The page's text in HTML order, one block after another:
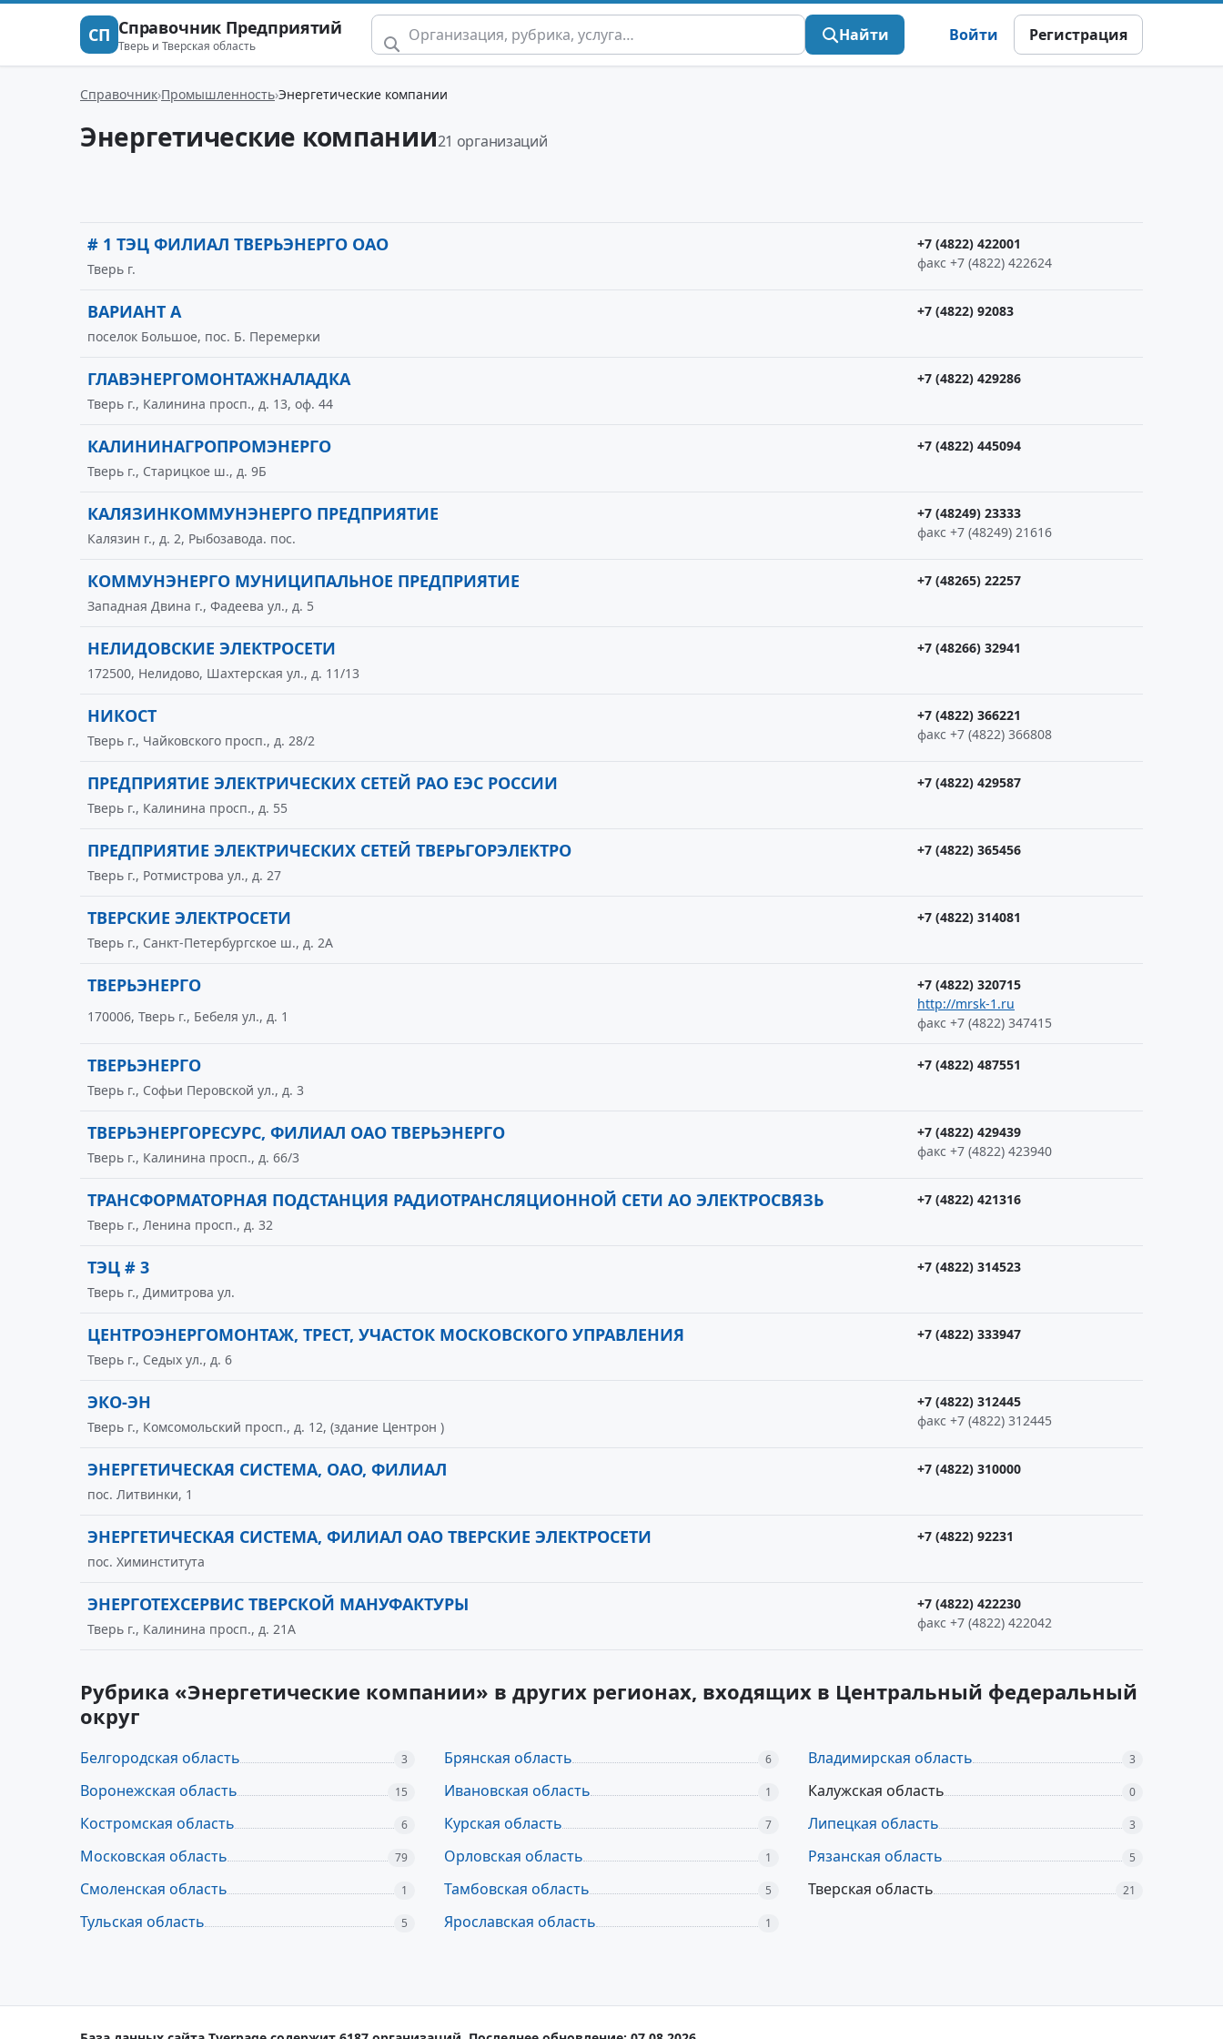
СП Справочник Предприятий
Тверь и Тверская область
Найти Войти Регистрация
Справочник Промышленность Энергетические компании
Энергетические компании21 организаций
# 1 ТЭЦ ФИЛИАЛ ТВЕРЬЭНЕРГО ОАО
+7 (4822) 422001
факс +7 (4822) 422624
Тверь г.
ВАРИАНТ А
+7 (4822) 92083
поселок Большое, пос. Б. Перемерки
ГЛАВЭНЕРГОМОНТАЖНАЛАДКА
+7 (4822) 429286
Тверь г., Калинина просп., д. 13, оф. 44
КАЛИНИНАГРОПРОМЭНЕРГО
+7 (4822) 445094
Тверь г., Старицкое ш., д. 9Б
КАЛЯЗИНКОММУНЭНЕРГО ПРЕДПРИЯТИЕ
+7 (48249) 23333
факс +7 (48249) 21616
Калязин г., д. 2, Рыбозавода. пос.
КОММУНЭНЕРГО МУНИЦИПАЛЬНОЕ ПРЕДПРИЯТИЕ
+7 (48265) 22257
Западная Двина г., Фадеева ул., д. 5
НЕЛИДОВСКИЕ ЭЛЕКТРОСЕТИ
+7 (48266) 32941
172500, Нелидово, Шахтерская ул., д. 11/13
НИКОСТ
+7 (4822) 366221
факс +7 (4822) 366808
Тверь г., Чайковского просп., д. 28/2
ПРЕДПРИЯТИЕ ЭЛЕКТРИЧЕСКИХ СЕТЕЙ РАО ЕЭС РОССИИ
+7 (4822) 429587
Тверь г., Калинина просп., д. 55
ПРЕДПРИЯТИЕ ЭЛЕКТРИЧЕСКИХ СЕТЕЙ ТВЕРЬГОРЭЛЕКТРО
+7 (4822) 365456
Тверь г., Ротмистрова ул., д. 27
ТВЕРСКИЕ ЭЛЕКТРОСЕТИ
+7 (4822) 314081
Тверь г., Санкт-Петербургское ш., д. 2А
ТВЕРЬЭНЕРГО
+7 (4822) 320715
http://mrsk-1.ru
факс +7 (4822) 347415
170006, Тверь г., Бебеля ул., д. 1
ТВЕРЬЭНЕРГО
+7 (4822) 487551
Тверь г., Софьи Перовской ул., д. 3
ТВЕРЬЭНЕРГОРЕСУРС, ФИЛИАЛ ОАО ТВЕРЬЭНЕРГО
+7 (4822) 429439
факс +7 (4822) 423940
Тверь г., Калинина просп., д. 66/3
ТРАНСФОРМАТОРНАЯ ПОДСТАНЦИЯ РАДИОТРАНСЛЯЦИОННОЙ СЕТИ АО ЭЛЕКТРОСВЯЗЬ
+7 (4822) 421316
Тверь г., Ленина просп., д. 32
ТЭЦ # 3
+7 (4822) 314523
Тверь г., Димитрова ул.
ЦЕНТРОЭНЕРГОМОНТАЖ, ТРЕСТ, УЧАСТОК МОСКОВСКОГО УПРАВЛЕНИЯ
+7 (4822) 333947
Тверь г., Седых ул., д. 6
ЭКО-ЭН
+7 (4822) 312445
факс +7 (4822) 312445
Тверь г., Комсомольский просп., д. 12, (здание Центрон )
ЭНЕРГЕТИЧЕСКАЯ СИСТЕМА, ОАО, ФИЛИАЛ
+7 (4822) 310000
пос. Литвинки, 1
ЭНЕРГЕТИЧЕСКАЯ СИСТЕМА, ФИЛИАЛ ОАО ТВЕРСКИЕ ЭЛЕКТРОСЕТИ
+7 (4822) 92231
пос. Химинститута
ЭНЕРГОТЕХСЕРВИС ТВЕРСКОЙ МАНУФАКТУРЫ
+7 (4822) 422230
факс +7 (4822) 422042
Тверь г., Калинина просп., д. 21А
Рубрика «Энергетические компании» в других регионах, входящих в Центральный федеральный
округ
Белгородская область 3 Брянская область 6 Владимирская область 3
Воронежская область 15 Ивановская область 1 Калужская область 0
Костромская область 6 Курская область 7 Липецкая область 3
Московская область 79 Орловская область 1 Рязанская область 5
Смоленская область 1 Тамбовская область 5 Тверская область 21
Тульская область 5 Ярославская область 1